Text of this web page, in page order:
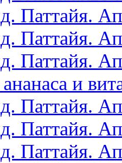
Паттайя.
Паттайя.
Паттайя.
и
Паттайя.
Паттайя.
Паттайя.